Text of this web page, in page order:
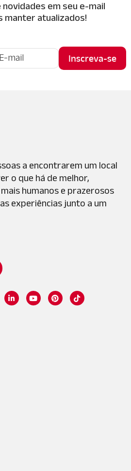
novidades em seu e-mail
manter atualizados!
a encontrarem um local
o que há de melhor,
humanos e prazerosos
experiências junto a um